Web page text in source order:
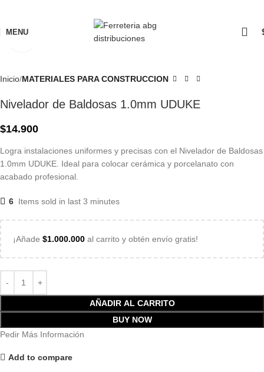
MENU
Inicio MATERIALES PARA CONSTRUCCION
Nivelador de Baldosas 1.0mm UDUKE
$14.900
Logra instalaciones uniformes y precisas con el Nivelador de Baldosas
1.0mm UDUKE. Ideal para colocar cerámica y porcelanato con
acabado profesional.
6 Items sold in last 3 minutes
¡Añade $1.000.000 al carrito y obtén envío gratis!
AÑADIR AL CARRITO
BUY NOW
Pedir Más Información
Add to compare